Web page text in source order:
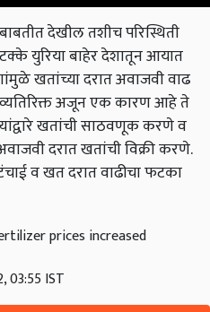
देखील तशीच परिस्थिती
युरिया बाहेर देशातून आयात
खतांच्या दरात अवाजवी वाढ
अजून एक कारण आहे ते
खतांची साठवणूक करणे व
दरात खतांची विक्री करणे.
व खत दरात वाढीचा फटका
prices increased
03:55 IST